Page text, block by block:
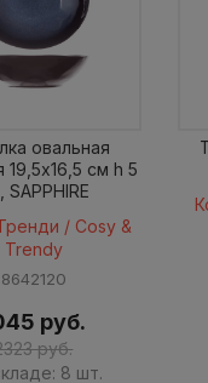
овальная
19,5x16,5 см h 5
SAPPHIRE
/ Cosy &
Trendy
8642120
руб.
руб.
8 шт.